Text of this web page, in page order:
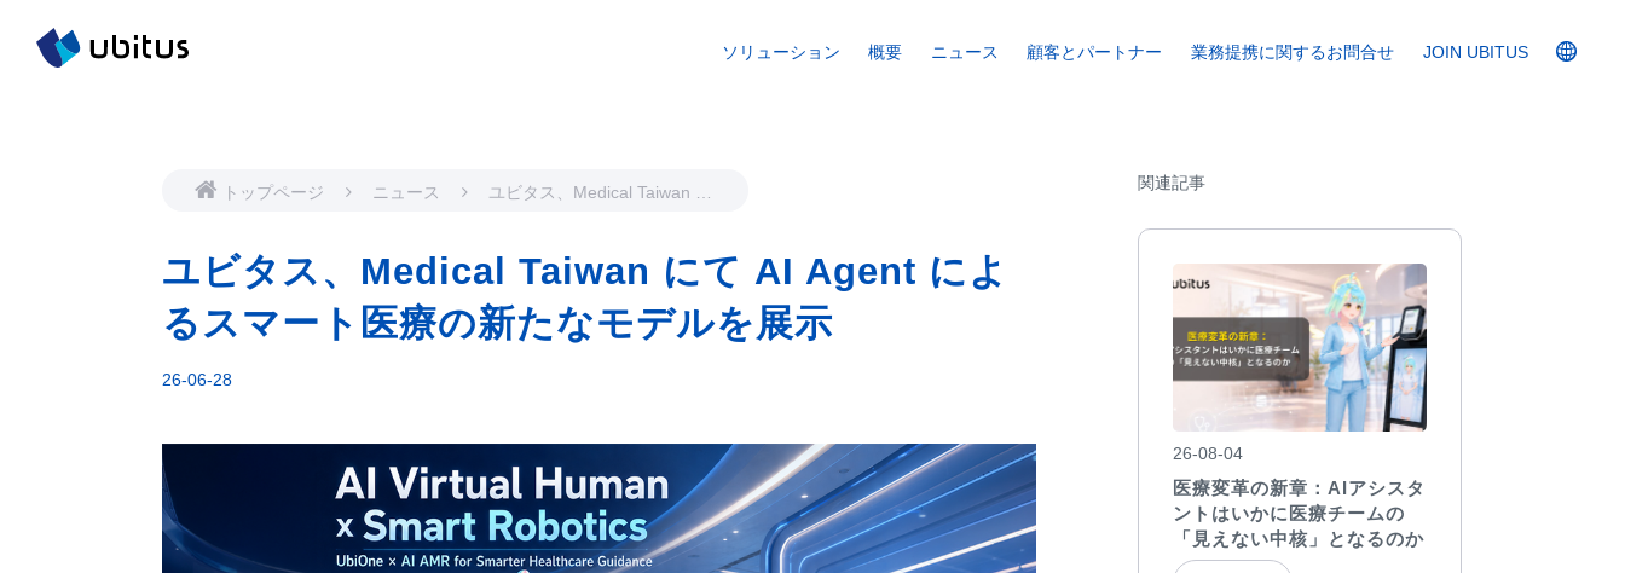
ソリューション 概要 ニュース 顧客とパートナー 業務提携に関するお問合せ JOIN UBITUS
トップページ ニュース
ユビタス、Medical Taiwan に
ユビタス、Medical Taiwan にて AI Agent によ
るスマート医療の新たなモデルを展示
26-06-28
関連記事
26-08-04
医療変革の新章：AIアシスタ
ントはいかに医療チームの
「見えない中核」となるのか